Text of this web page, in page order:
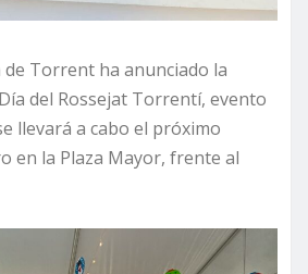
de Torrent ha anunciado la
del Rossejat Torrentí, evento
llevará a cabo el próximo
en la Plaza Mayor, frente al